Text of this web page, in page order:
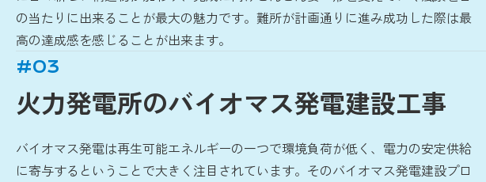
の当たりに出来ることが最大の魅力です。難所が計画通りに進み成功した際は最
高の達成感を感じることが出来ます。
#03
火力発電所のバイオマス発電建設工事
バイオマス発電は再生可能エネルギーの一つで環境負荷が低く、電力の安定供給
に寄与するということで大きく注目されています。そのバイオマス発電建設プロ